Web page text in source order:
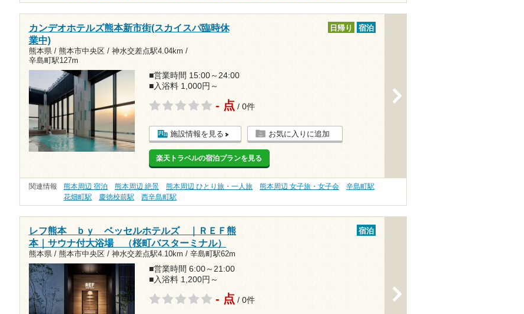
カンデオホテルズ熊本新市街(スカイスパ臨時休
業中)
熊本県 / 熊本市中央区 / 神水交差点駅4.04km /
辛島町駅127m
日帰り 宿泊
■営業時間 15:00～24:00
■入浴料 1,000円～
- 点 / 0件
施設情報を見る お気に入りに追加
楽天トラベルの宿泊プランを見る
関連情報 熊本周辺 宿泊 熊本周辺 絶景 熊本周辺 ひとり旅・一人旅 熊本周辺 女子旅・女子会
辛島町駅
花畑町駅
慶徳校前駅 西辛島町駅
レフ熊本 ｂｙ ベッセルホテルズ ｜ＲＥＦ熊
本｜サウナ付大浴場 （桜町バスターミナル）
熊本県 / 熊本市中央区 / 神水交差点駅4.10km / 辛島町駅62m
宿泊
■営業時間 6:00～21:00
■入浴料 1,200円～
- 点 / 0件